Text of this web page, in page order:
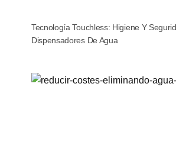
Tecnología Touchless: Higiene Y
Dispensadores De Agua